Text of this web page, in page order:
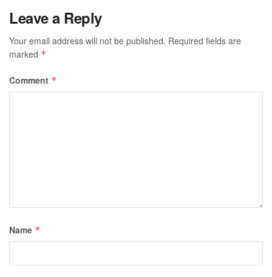
Leave a Reply
Your email address will not be published. Required fields are
marked *
Comment *
Name *